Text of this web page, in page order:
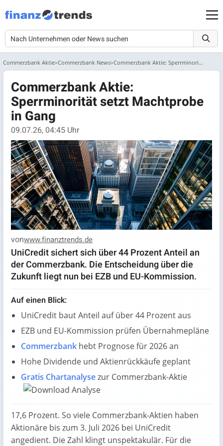
Commerzbank Aktie Commerzbank News Commerzbank Aktie: Sperrminorität setzt Machtprobe in Gang
Commerzbank Aktie:
Sperrminorität setzt Machtprobe
in Gang
09.07.26, 04:45 Uhr
vonwww.finanztrends.de
UniCredit sichert sich über 44 Prozent Anteil an
der Commerzbank. Die Entscheidung über die
Zukunft liegt nun bei EZB und EU-Kommission.
Auf einen Blick:
UniCredit baut Anteil auf über 44 Prozent aus
EZB und EU-Kommission prüfen Übernahmepläne
Commerzbank hebt Prognose für 2026 an
Hohe Dividende und Aktienrückkäufe geplant
Gratis Chartanalysezur Commerzbank-Aktie
17,6 Prozent. So viele Commerzbank-Aktien haben
Aktionäre bis zum 3. Juli 2026 bei UniCredit
angedient. Die Zahl klingt unspektakulär. Für die